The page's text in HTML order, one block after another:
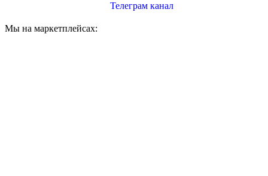
Телеграм канал
Мы на маркетплейсах: